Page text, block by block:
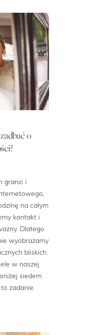
o
granic i
na całym
kontakt i
Dlatego
wyobrażamy
bliskich.
w naszej
siedem
zadanie.